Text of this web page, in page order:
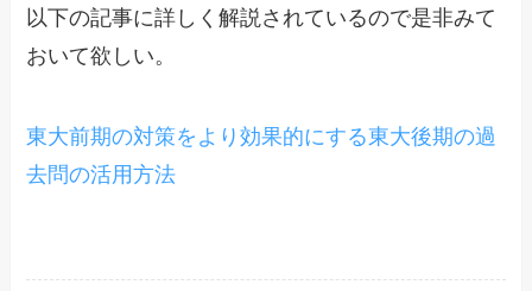
以下の記事に詳しく解説されているので是非みて
おいて欲しい。
東大前期の対策をより効果的にする東大後期の過
去問の活用方法